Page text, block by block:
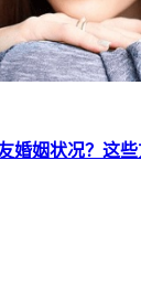
婚姻状况？这